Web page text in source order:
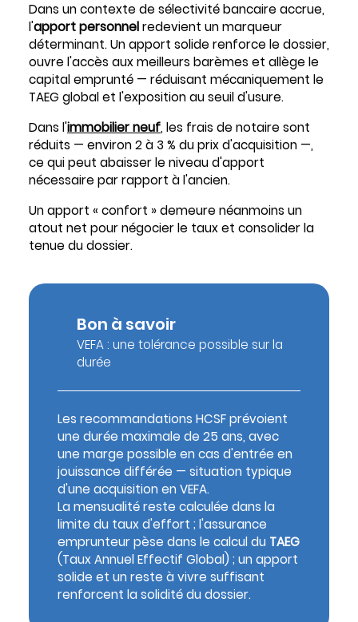
Dans un contexte de sélectivité bancaire accrue,
l'apport personnelredevient un marqueur
déterminant. Un apport solide renforce le dossier,
ouvre l'accès aux meilleurs barèmes et allège le
capital emprunté — réduisant mécaniquement le
TAEG global et l'exposition au seuil d'usure.
Dans l'immobilier neuf, les frais de notaire sont
réduits — environ 2 à 3 % du prix d'acquisition —,
ce qui peut abaisser le niveau d'apport
nécessaire par rapport à l'ancien.
Un apport « confort » demeure néanmoins un
atout net pour négocier le taux et consolider la
tenue du dossier.
Bon à savoir
VEFA : une tolérance possible sur la
durée
Les recommandations HCSF prévoient
une durée maximale de 25 ans, avec
une marge possible en cas d'entrée en
jouissance différée — situation typique
d'une acquisition en VEFA.
La mensualité reste calculée dans la
limite du taux d'effort ; l'assurance
emprunteur pèse dans le calcul du TAEG
(Taux Annuel Effectif Global) ; un apport
solide et un reste à vivre suffisant
renforcent la solidité du dossier.